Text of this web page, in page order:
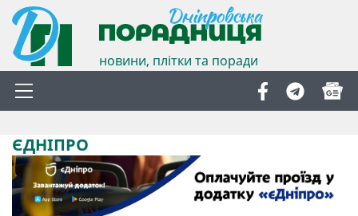
новини, плітки та поради
ЄДНІПРО